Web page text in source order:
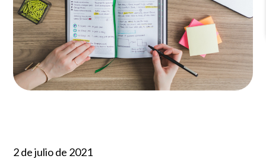
2 de julio de 2021